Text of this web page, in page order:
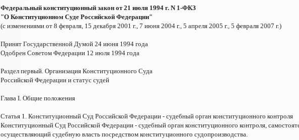
Федеральный конституционный закон от 21 июля 1994 г. N 1-ФКЗ
"О Конституционном Суде Российской Федерации"
(с изменениями от 8 февраля, 15 декабря 2001 г., 7 июня 2004 г., 5 апреля 2005 г., 5 февраля 2007 г.)
Принят Государственной Думой 24 июня 1994 года
Одобрен Советом Федерации 12 июля 1994 года
Раздел первый. Организация Конституционного Суда
Российской Федерации и статус судей
Глава I. Общие положения
Статья 1. Конституционный Суд Российской Федерации - судебный орган конституционного контроля
Конституционный Суд Российской Федерации - судебный орган конституционного контроля,
осуществляющий судебную власть посредством конституционного судопроизводства.